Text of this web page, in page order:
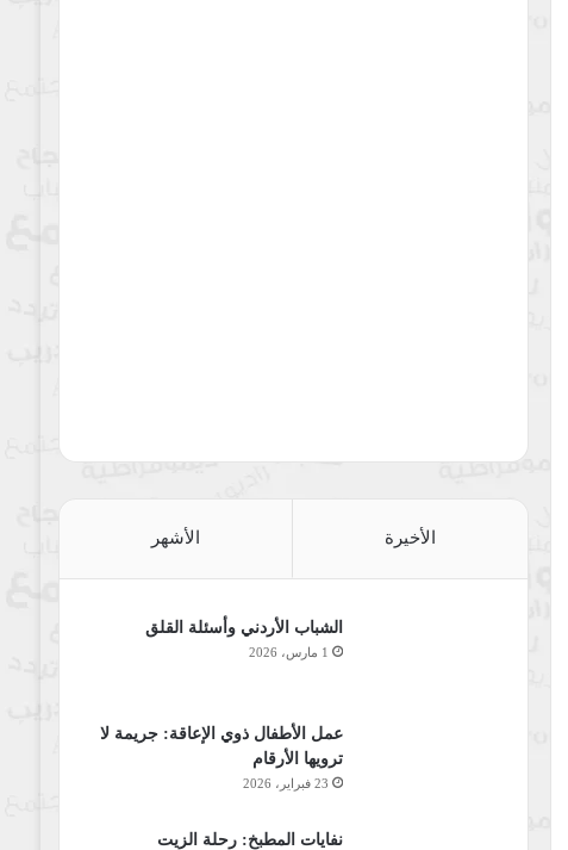
الأخيرة الأشهر
الشباب الأردني وأسئلة القلق
1 مارس، 2026
عمل الأطفال ذوي الإعاقة: جريمة لا
ترويها الأرقام
23 فبراير، 2026
نفايات المطبخ: رحلة الزيت